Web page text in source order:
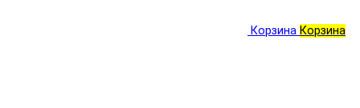
Корзина Корзина